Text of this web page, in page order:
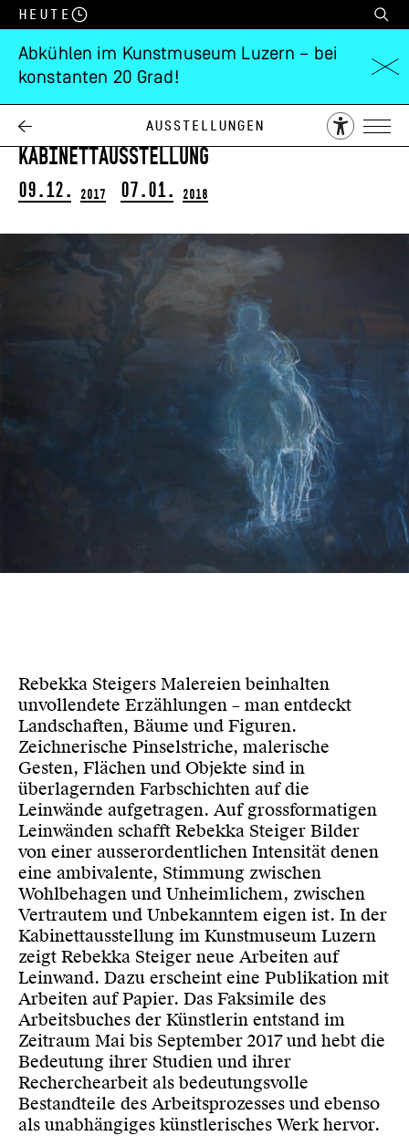
Heute
Abkühlen im Kunstmuseum Luzern – bei
konstanten 20 Grad!
Ausstellungen
Rebekka Steiger
Sykomore
Kabinettausstellung
09.12. 2017 07.01. 2018
Rebekka Steigers Malereien beinhalten
unvollendete Erzählungen – man entdeckt
Landschaften, Bäume und Figuren.
Zeichnerische Pinselstriche, malerische
Gesten, Flächen und Objekte sind in
überlagernden Farbschichten auf die
Leinwände aufgetragen. Auf grossformatigen
Leinwän­den schafft Rebekka Steiger Bilder
von einer ausserordentlichen Intensität denen
eine ambiva­lente, Stimmung zwischen
Wohlbehagen und Unheimlichem, zwischen
Vertrautem und Unbe­kanntem eigen ist. In der
Kabinettausstellung im Kunstmuseum Luzern
zeigt Rebekka Steiger neue Arbeiten auf
Leinwand. Dazu erscheint eine Publikation mit
Arbeiten auf Papier. Das Faksimile des
Arbeitsbuches der Künstlerin entstand im
Zeitraum Mai bis September 2017 und hebt die
Bedeutung ihrer Studien und ihrer
Recherchearbeit als bedeutungsvolle
Bestandteile des Arbeitsprozesses und ebenso
als unabhängiges künstlerisches Werk hervor.